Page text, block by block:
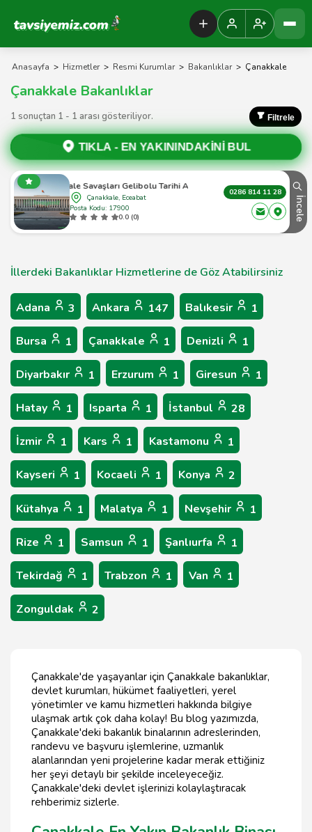
Tavsiyemiz Anasayfa
Anasayfa > Hizmetler > Resmi Kurumlar > Bakanlıklar > Çanakkale
Çanakkale Bakanlıklar
1 sonuçtan 1 - 1 arası gösteriliyor. Filtrele
TIKLA - EN YAKININDAKİNİ BUL
Çanakkale Savaşları Gelibolu Tarihi Alan Başkanlığı
Çanakkale, Eceabat
Posta Kodu: 17900
0.0 (0)
0286 814 11 28
İncele
İllerdeki Bakanlıklar Hizmetlerine de Göz Atabilirsiniz
Adana 3 Ankara 147 Balıkesir 1
Bursa 1 Çanakkale 1 Denizli 1
Diyarbakır 1 Erzurum 1 Giresun 1
Hatay 1 Isparta 1 İstanbul 28
İzmir 1 Kars 1 Kastamonu 1
Kayseri 1 Kocaeli 1 Konya 2
Kütahya 1 Malatya 1 Nevşehir 1
Rize 1 Samsun 1 Şanlıurfa 1
Tekirdağ 1 Trabzon 1 Van 1
Zonguldak 2
Çanakkale'de yaşayanlar için Çanakkale bakanlıklar,
devlet kurumları, hükümet faaliyetleri, yerel
yönetimler ve kamu hizmetleri hakkında bilgiye
ulaşmak artık çok daha kolay! Bu blog yazımızda,
Çanakkale'deki bakanlık binalarının adreslerinden,
randevu ve başvuru işlemlerine, uzmanlık
alanlarından yeni projelerine kadar merak ettiğiniz
her şeyi detaylı bir şekilde inceleyeceğiz.
Çanakkale'deki devlet işlerinizi kolaylaştıracak
rehberimiz sizlerle.